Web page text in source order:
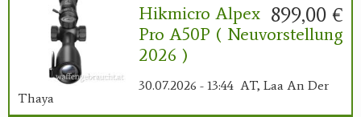
899,00 €
Hikmicro Alpex
Pro A50P ( Neuvorstellung
2026 )
30.07.2026 - 13:44 AT, Laa An Der
Thaya